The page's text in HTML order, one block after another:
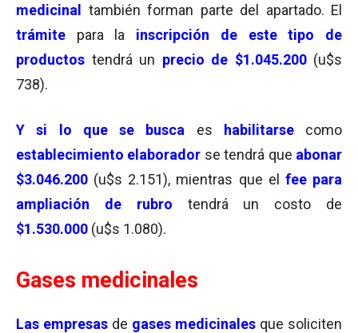
medicinal
también forman parte del apartado. El
trámite para la inscripción de este tipo de
productos tendrá un precio de $1.045.200 (u$s
738).
Y si lo que se busca es habilitarse como
establecimiento elaborador se tendrá que abonar
$3.046.200 (u$s 2.151), mientras que el fee para
ampliación de rubro tendrá un costo de
$1.530.000 (u$s 1.080).
Gases medicinales
Las empresas de gases medicinales que soliciten